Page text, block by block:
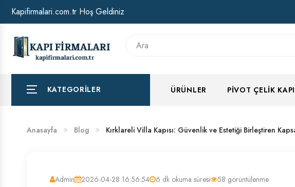
HAKKIMIZDA
BANKA HESAP NUMARALARIMIZ
Kapifirmalari.com.tr Hoş Geldiniz
KATEGORILER ÜRÜNLER PIVOT ÇELIK KAPI
Anasayfa Blog Kırklareli Villa Kapısı: Güvenlik ve Estetiği Birleştiren
Admin 2026-04-28 16:56:54 6 dk okuma süresi 58 görüntülenme